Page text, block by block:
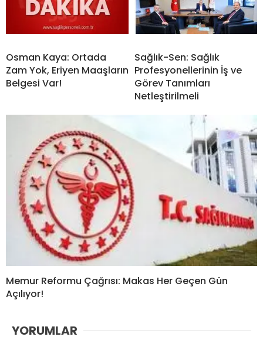
Osman Kaya: Ortada
Zam Yok, Eriyen Maaşların
Belgesi Var!
Sağlık-Sen: Sağlık
Profesyonellerinin İş ve
Görev Tanımları
Netleştirilmeli
Memur Reformu Çağrısı: Makas Her Geçen Gün
Açılıyor!
YORUMLAR